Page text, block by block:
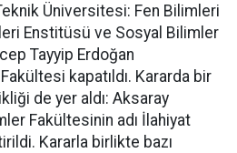
Üniversitesi: Fen Bilimleri
Enstitüsü ve Sosyal Bilimler
Tayyip Erdoğan
kapatıldı. Kararda bir
de yer aldı: Aksaray
Fakültesinin adı İlahiyat
Kararla birlikte bazı